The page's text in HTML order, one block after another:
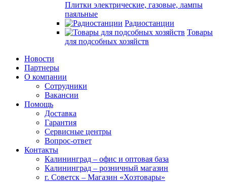
Плитки электрические, газовые, лампы
паяльные
Радиостанции
Товары
для подсобных хозяйств
Новости
Партнеры
О компании
Сотрудники
Вакансии
Помощь
Доставка
Гарантия
Сервисные центры
Вопрос-ответ
Контакты
Калининград – офис и оптовая база
Калининград – розничный магазин
г. Советск – Магазин «Хозтовары»